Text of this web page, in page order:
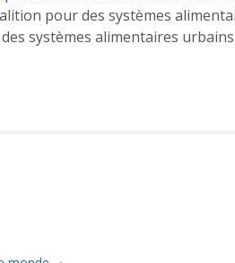
pour des systèmes
systèmes alimentaires urbains.